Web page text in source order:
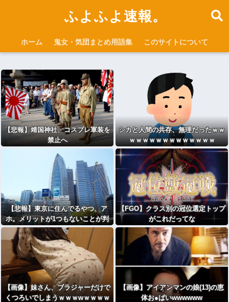
ふよふよ速報。
ホーム 鬼女・気団まとめ用語集 このサイトについて
【悲報】靖国神社、コスプレ軍装を
禁止へ
シカと人間の共存、無理だったｗｗ
ｗｗｗｗｗｗｗｗｗｗｗｗｗ
【悲報】東京に住んでるやつ、ア
ホ。メリットが1つもないことが判
明
【FGO】クラス別の冠位選定トップ
がこれだってな
【画像】妹さん、ブラジャーだけで
くつろいでしまうｗｗｗwｗｗｗｗ
【画像】アイアンマンの娘(13)の恵
体お●ぱいwwwwww